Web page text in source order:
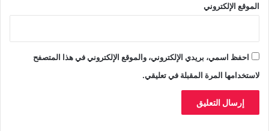
الموقع الإلكتروني
احفظ اسمي، بريدي الإلكتروني، والموقع الإلكتروني في هذا المتصفح
لاستخدامها المرة المقبلة في تعليقي.